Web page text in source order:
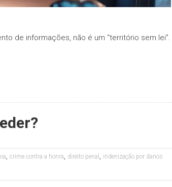
de informações, não é um “território sem lei”.
, crime contra a honra, direito penal , indenização por danos